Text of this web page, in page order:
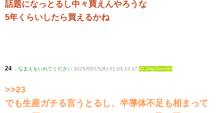
話題になっとるし中々買えんやろうな
5年くらいしたら買えるかね
24 : なまえをいれてください 2025/05/15(木) 01:03:13.17 ID:JHgOm+r90
>>23
でも生産ガチる言うとるし、半導体不足も相まって